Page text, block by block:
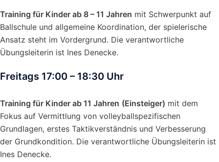
Training für Kinder ab 8 – 11 Jahren mit Schwerpunkt auf
Ballschule und allgemeine Koordination, der spielerische
Ansatz steht im Vordergrund. Die verantwortliche
Übungsleiterin ist Ines Denecke.
Freitags 17:00 – 18:30 Uhr
Training für Kinder ab 11 Jahren (Einsteiger) mit dem
Fokus auf Vermittlung von volleyballspezifischen
Grundlagen, erstes Taktikverständnis und Verbesserung
der Grundkondition. Die verantwortliche Übungsleiterin ist
Ines Denecke.